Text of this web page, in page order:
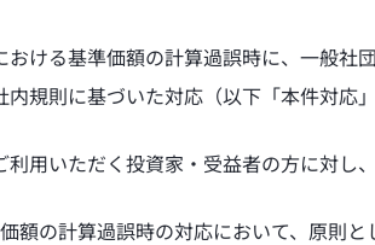
おける基準価額の計算過誤時に、一般社
内規則に基づいた対応（以下「本件対応
利用いただく投資家・受益者の方に対し
額の計算過誤時の対応において、原則